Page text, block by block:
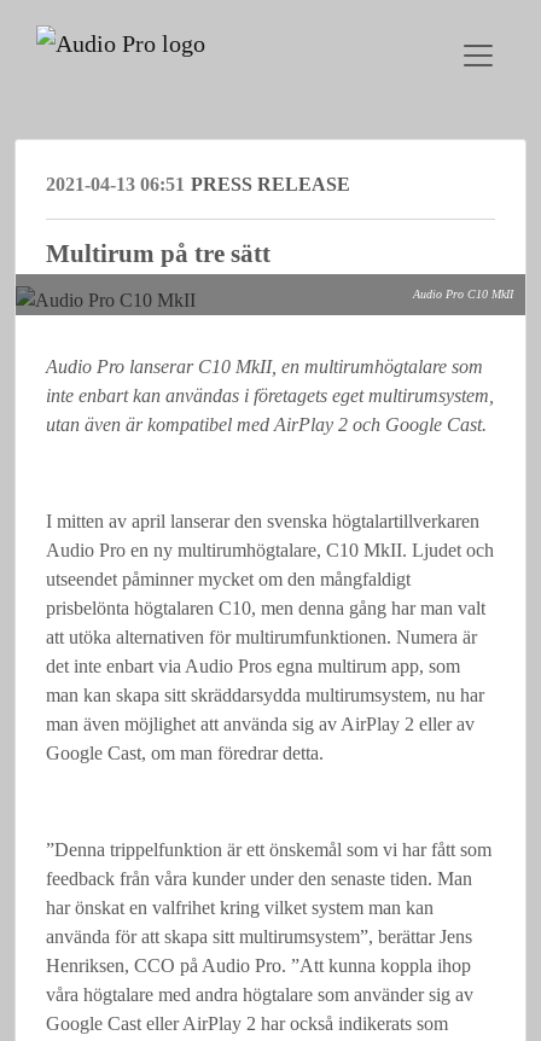
2021-04-13 06:51 PRESS RELEASE
Multirum på tre sätt
Audio Pro C10 MkII
Audio Pro lanserar C10 MkII, en multirumhögtalare som
inte enbart kan användas i företagets eget multirumsystem,
utan även är kompatibel med AirPlay 2 och Google Cast.
I mitten av april lanserar den svenska högtalartillverkaren
Audio Pro en ny multirumhögtalare, C10 MkII. Ljudet och
utseendet påminner mycket om den mångfaldigt
prisbelönta högtalaren C10, men denna gång har man valt
att utöka alternativen för multirumfunktionen. Numera är
det inte enbart via Audio Pros egna multirum app, som
man kan skapa sitt skräddarsydda multirumsystem, nu har
man även möjlighet att använda sig av AirPlay 2 eller av
Google Cast, om man föredrar detta.
”Denna trippelfunktion är ett önskemål som vi har fått som
feedback från våra kunder under den senaste tiden. Man
har önskat en valfrihet kring vilket system man kan
använda för att skapa sitt multirumsystem”, berättar Jens
Henriksen, CCO på Audio Pro. ”Att kunna koppla ihop
våra högtalare med andra högtalare som använder sig av
Google Cast eller AirPlay 2 har också indikerats som